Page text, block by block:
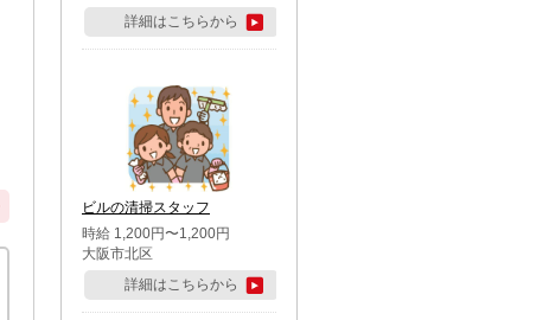
林市・藤岡市・大泉町・さい
たま市北区・川越市・熊谷
市・行田市・秩父市・所沢
市・鶴ケ島市・千葉市中央
区・市川市・松戸市・習志野
市・柏市・流山市・八千代
市・足立区・江戸川区・八王
子市・町田市
詳細はこちらから
ビルの清掃スタッフ
時給 1,200円〜1,200円
大阪市北区
詳細はこちらから